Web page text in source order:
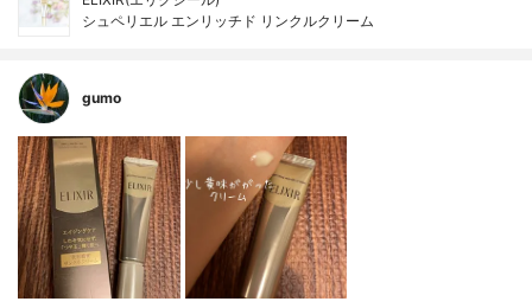
シュペリエル エンリッチド リンクルクリーム
gumo